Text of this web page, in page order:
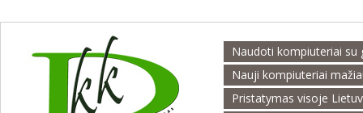
Naudoti kompiuteriai su
Nauji kompiuteriai
Pristatymas visoje